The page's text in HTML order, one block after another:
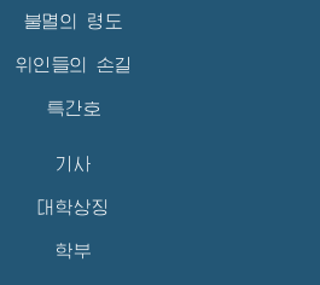
불멸의 령도
위인들의 손길
특간호
기사
대학상징
학부